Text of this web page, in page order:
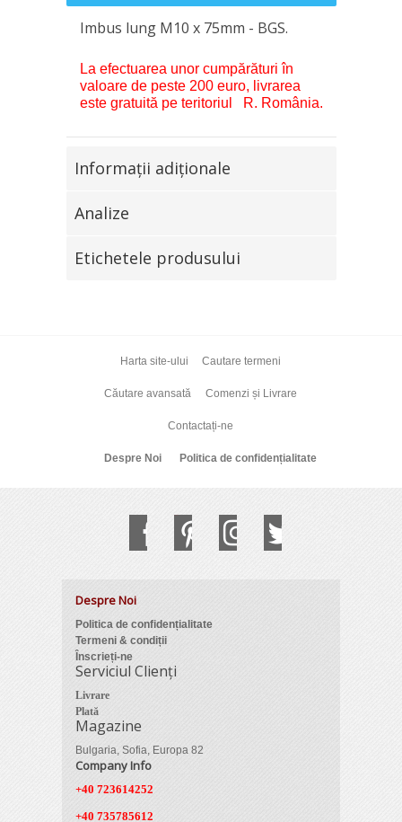
Imbus lung M10 x 75mm - BGS.
La efectuarea unor cumpărături în
valoare de peste 200 euro, livrarea
este gratuită pe teritoriul R. România.
Informaţii adiţionale
Analize
Etichetele produsului
Harta site-ului Cautare termeni
Căutare avansată Comenzi și Livrare
Contactați-ne
Despre Noi Politica de confidențialitate
Despre Noi
Politica de confidențialitate
Termeni & condiții
Înscrieți-ne
Serviciul Clienți
Livrare
Plată
Magazine
Bulgaria, Sofia, Europa 82
Company Info
+40 723614252
+40 735785612